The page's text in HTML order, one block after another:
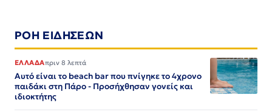
ΡΟΗ ΕΙΔΗΣΕΩΝ
ΕΛΛΑΔΑπριν 8 λεπτά
Αυτό είναι το beach bar που πνίγηκε το 4χρονο
παιδάκι στη Πάρο - Προσήχθησαν γονείς και
ιδιοκτήτης